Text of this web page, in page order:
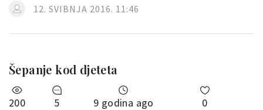
12. SVIBNJA 2016. 11:46
Šepanje kod djeteta
200 5 9 godina ago 0